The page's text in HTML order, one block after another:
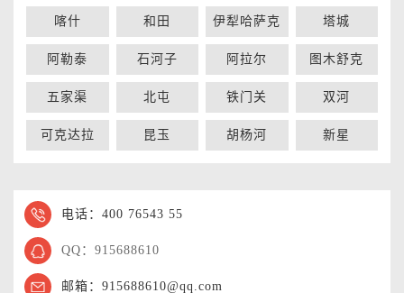
喀什 和田 伊犁哈萨克 塔城
阿勒泰 石河子 阿拉尔 图木舒克
五家渠 北屯 铁门关 双河
可克达拉 昆玉 胡杨河 新星
电话：400 76543 55
QQ：915688610
邮箱：915688610@qq.com